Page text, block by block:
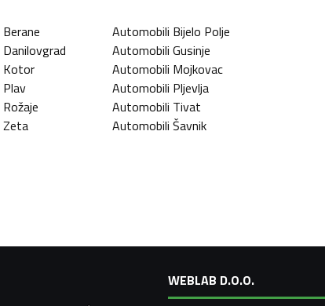
Berane Automobili Bijelo Polje
Danilovgrad Automobili Gusinje
Kotor Automobili Mojkovac
Plav Automobili Pljevlja
Rožaje Automobili Tivat
Zeta Automobili Šavnik
WEBLAB D.O.O.